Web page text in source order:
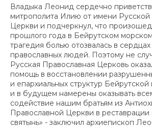
Владыка Леонид сердечно
митрополита Илию от имени Русской
Церкви и подчеркнул, что
прошлого года в Бейрутском
трагедия болью отозвалась в сердцах
православных людей. Поэтому не
Русская Православная Церковь
помощь в восстановлении
и епархиальных структур
и в будущем намерены оказывать
содействие нашим братьям из
Православной Церкви в
святынь» - заключил архиепископ